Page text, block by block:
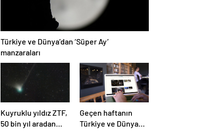
Türkiye ve Dünya’dan ‘Süper Ay’
manzaraları
Kuyruklu yıldız ZTF,
50 bin yıl aradan
Geçen haftanın
Türkiye ve Dünya